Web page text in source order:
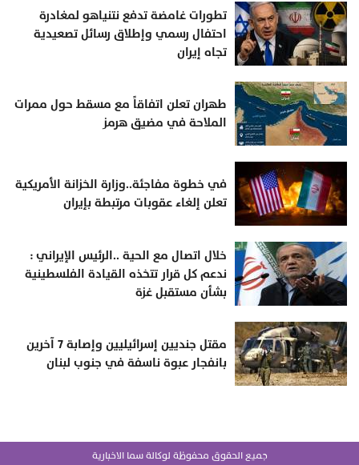
تطورات غامضة تدفع نتنياهو لمغادرة
احتفال رسمي وإطلاق رسائل تصعيدية
تجاه إيران
طهران تعلن اتفاقاً مع مسقط حول ممرات
الملاحة في مضيق هرمز
في خطوة مفاجئة..وزارة الخزانة الأمريكية
تعلن إلغاء عقوبات مرتبطة بإيران
خلال اتصال مع الحية ..الرئيس الإيراني :
ندعم كل قرار تتخذه القيادة الفلسطينية
بشأن مستقبل غزة
مقتل جنديين إسرائيليين وإصابة 7 آخرين
بانفجار عبوة ناسفة في جنوب لبنان
جميع الحقوق محفوظة لوكالة سما الاخبارية